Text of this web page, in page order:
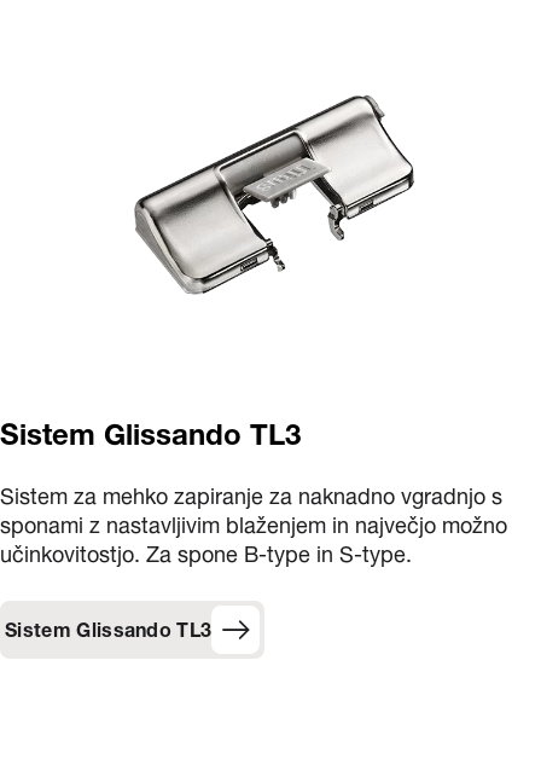
Sistem Glissando TL3
Sistem za mehko zapiranje za naknadno vgradnjo s
sponami z nastavljivim blaženjem in največjo možno
učinkovitostjo. Za spone B-type in S-type.
Sistem Glissando TL3